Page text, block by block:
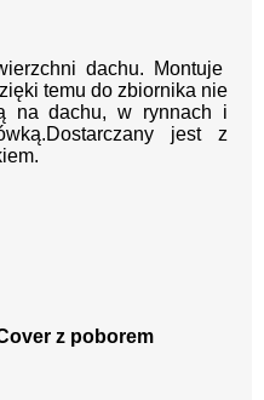
dachu. Montuje
temu do zbiornika nie
na dachu, w rynnach i
jest z
z poborem